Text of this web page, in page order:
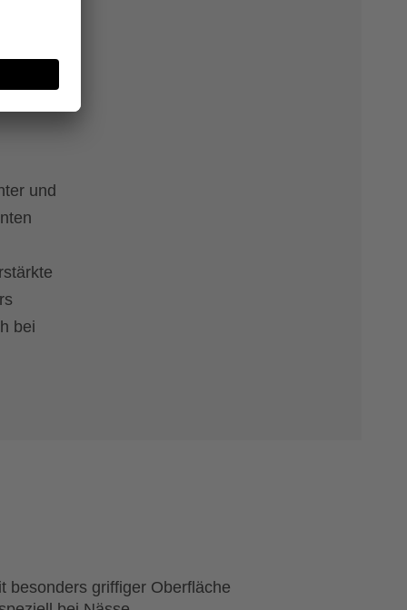
und
bei
besonders griffiger Oberfläche